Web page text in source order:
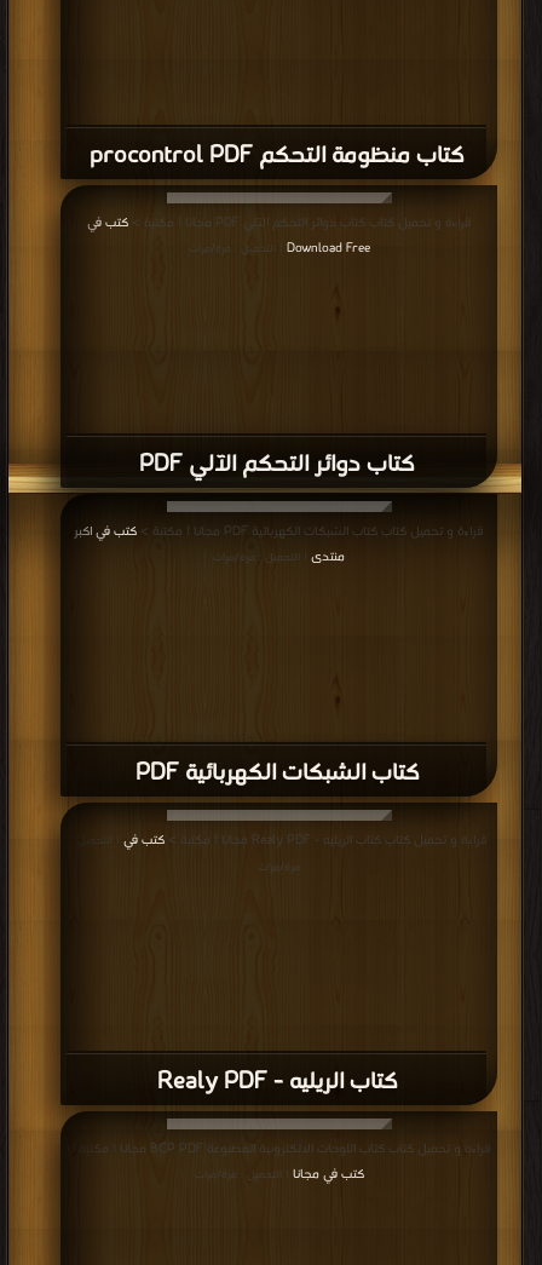
كتاب منظومة التحكم procontrol PDF
كتاب دوائر التحكم الآلي PDF
قراءة و تحميل كتاب كتاب دوائر التحكم الآلي PDF مجانا | مكتبة >
كتب في
Download Free
| التحميل : مرة/مرات
كتاب الشبكات الكهربائية PDF
قراءة و تحميل كتاب كتاب الشبكات الكهربائية PDF مجانا | مكتبة >
كتب في اكبر
منتدى
| التحميل : مرة/مرات
كتاب الريليه - Realy PDF
قراءة و تحميل كتاب كتاب الريليه - Realy PDF مجانا | مكتبة > كتب في
| التحميل :
مرة/مرات
قراءة و تحميل كتاب كتاب اللوحات الالكترونية المطبوعة BCP PDF مجانا | مكتبة >
كتب في مجانا | التحميل : مرة/مرات